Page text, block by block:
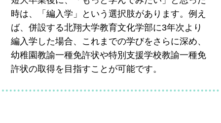
時は、「編入学」という選択肢があります。例え
ば、併設する北翔大学教育文化学部に3年次より
編入学した場合、これまでの学びをさらに深め、
幼稚園教諭一種免許状や特別支援学校教諭一種免
許状の取得を目指すことが可能です。